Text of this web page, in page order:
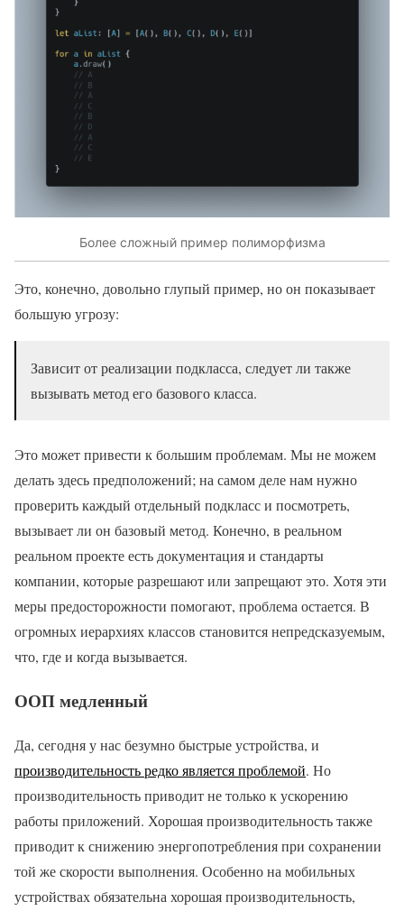
Более сложный пример полиморфизма
Это, конечно, довольно глупый пример, но он показывает
большую угрозу:
Зависит от реализации подкласса, следует ли также
вызывать метод его базового класса.
Это может привести к большим проблемам. Мы не можем
делать здесь предположений; на самом деле нам нужно
проверить каждый отдельный подкласс и посмотреть,
вызывает ли он базовый метод. Конечно, в реальном
реальном проекте есть документация и стандарты
компании, которые разрешают или запрещают это. Хотя эти
меры предосторожности помогают, проблема остается. В
огромных иерархиях классов становится непредсказуемым,
что, где и когда вызывается.
ООП медленный
Да, сегодня у нас безумно быстрые устройства, и
производительность редко является проблемой. Но
производительность приводит не только к ускорению
работы приложений. Хорошая производительность также
приводит к снижению энергопотребления при сохранении
той же скорости выполнения. Особенно на мобильных
устройствах обязательна хорошая производительность,